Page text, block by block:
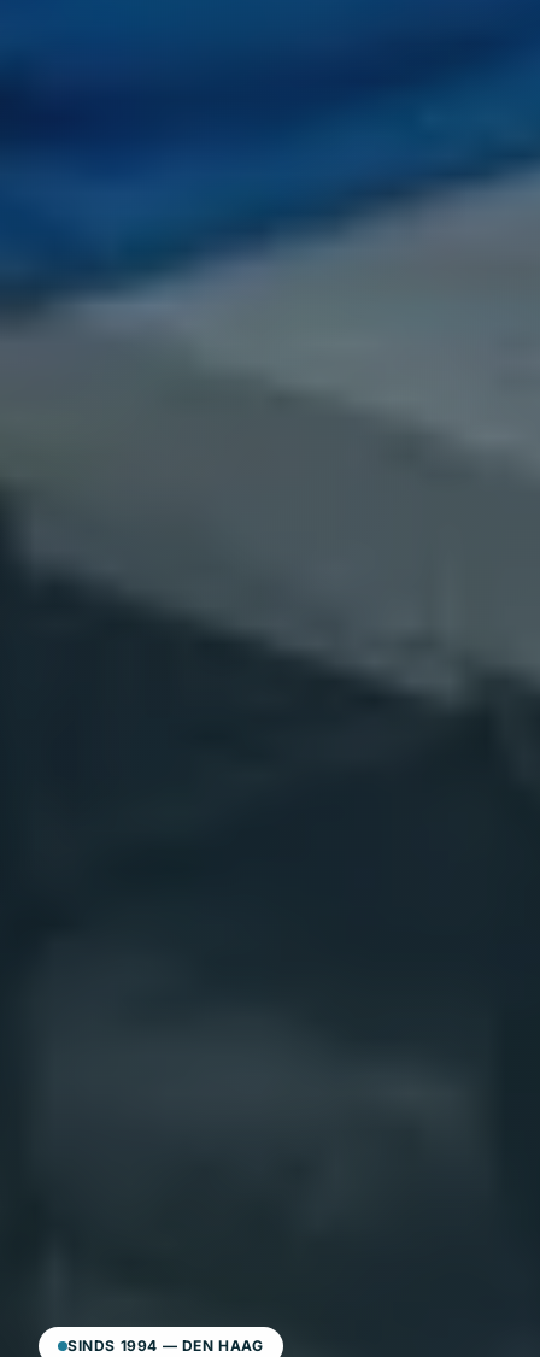
SINDS 1994 — DEN HAAG